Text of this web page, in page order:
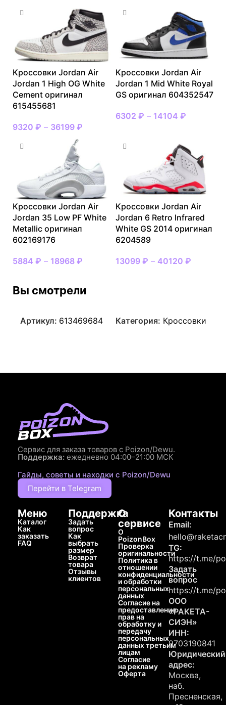
Кроссовки Jordan Air
Jordan 1 High OG White
Cement оригинал
615455681
9320 ₽ – 36199 ₽
Кроссовки Jordan Air
Jordan 1 Mid White Royal
GS оригинал 604352547
6302 ₽ – 14104 ₽
Кроссовки Jordan Air
Jordan 35 Low PF White
Metallic оригинал
602169176
5884 ₽ – 18968 ₽
Кроссовки Jordan Air
Jordan 6 Retro Infrared
White GS 2014 оригинал
6204589
13099 ₽ – 40120 ₽
Вы смотрели
Артикул: 613469684 Категория: Кроссовки
Сервис для заказа товаров с Poizon/Dewu.
Поддержка: ежедневно 04:00–21:00 МСК
Гайды, советы и находки с Poizon/Dewu
Перейти в Telegram
Меню
Каталог
Как
заказать
FAQ
Поддержка
Задать
вопрос
Как
выбрать
размер
Возврат
товара
Отзывы
клиентов
О
сервисе
О
PoizonBox
Проверка
оригинальности
Политика в
отношении
конфиденциальности
и обработки
персональных
данных
Согласие на
предоставление
прав на
обработку и
передачу
персональных
данных третьим
лицам
Согласие
на рекламу
Оферта
Контакты
Email:
TG:
https://t.me/
Задать
вопрос
https://t.me/
ООО
«РАКЕТА-
СИЭН»
ИНН:
9703190841
Юридический
адрес:
Москва,
наб.
Пресненская,